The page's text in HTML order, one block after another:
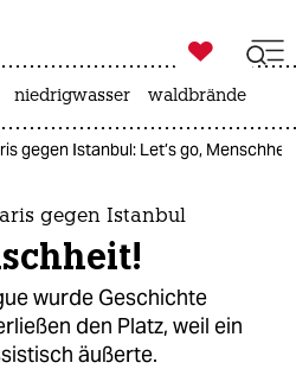
ich
ich

taz zahl ich
niedrigwasser waldbrände
gegen Istanbul: Let’s go,
gegen Istanbul
wurde Geschichte
den Platz, weil ein
äußerte.